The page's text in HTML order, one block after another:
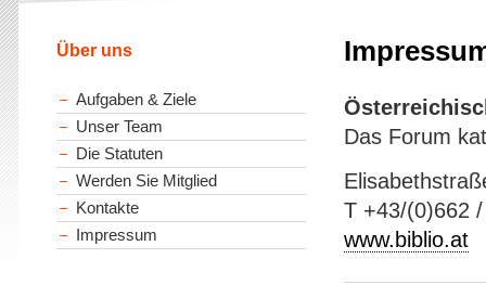
Das Forum
T +43/(0)662
www.biblio.at
Über uns
Aufgaben & Ziele
Unser Team
Die Statuten
Werden Sie Mitglied
Kontakte
Impressum